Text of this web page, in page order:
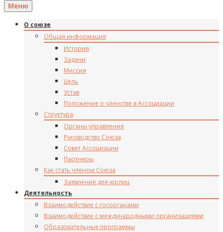
Меню
О союзе
Общая информация
История
Задачи
Миссия
Цель
Устав
Положение о членстве в Ассоциации
Структура
Органы управления
Руководство Союза
Совет Ассоциации
Партнеры
Как стать членом Союза
Заявление для юрлиц
Деятельность
Взаимодействие с госорганами
Взаимодействие с международными организациями
Образовательные программы